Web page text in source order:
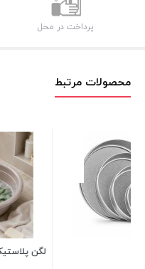
پرداخت در محل
محصولات مرتبط